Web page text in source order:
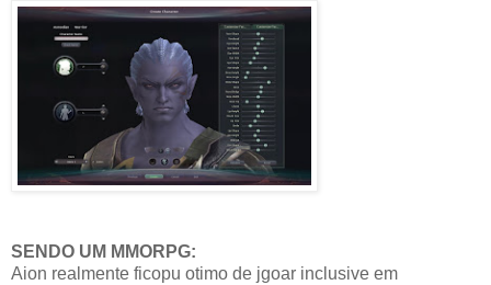
SENDO UM MMORPG:
Aion realmente ficopu otimo de jgoar inclusive em